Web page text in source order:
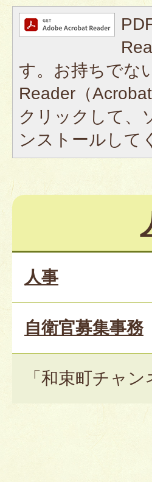
す。お持ちでな
Reader（
クリックして、
ンストールして
人事
自衛官募集事務
「和束町チャ